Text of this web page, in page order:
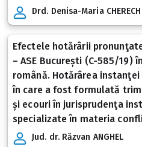
Drd. Denisa-Maria
Efectele hotărârii pronunţate
– ASE București (C-585/19)
română. Hotărârea
în care a fost formulată
și ecouri în jurisprudenţa
specializate în materia
Jud. dr. Răzvan ANGHEL